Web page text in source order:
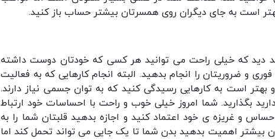
است به جای دیگران روی همسرتان بیشتر حساب باز کنید.
دید که خیلی راحت می توانید هر کسی که خودتان دوست داشته
و ضروریتان را انجام بدهید. البته انجام کارهایی که به فعالیت
بهتر است به کارهایی رسیدگی کنید که به توان جسمی نیاز دارند.
بگذارید. شما امروز خیلی خوب و راحت با احساسات خود ارتباط
و غریزه ی خود اعتماد کنید و اجازه بدهید قلبتان شما را به
بیشتر اهمیت بدهید بدن شما تا یک جایی می تواند تحمل کند اما